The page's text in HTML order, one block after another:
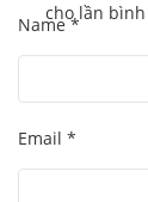
cho lần
Name*
Email *